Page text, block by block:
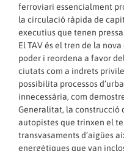
ferroviari essencialment
la circulació ràpida de
executius que tenen pressa.
El TAV és el tren de la
poder i reordena a favor
ciutats com a indrets
possibilita processos
innecessària, com
Generalitat, la construcció
autopistes que trinxen el
transvasaments d’aigües
energètiques que van